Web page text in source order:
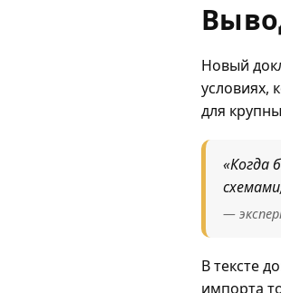
Новый
условиях,
для
«Когда
—
В тексте
импорта